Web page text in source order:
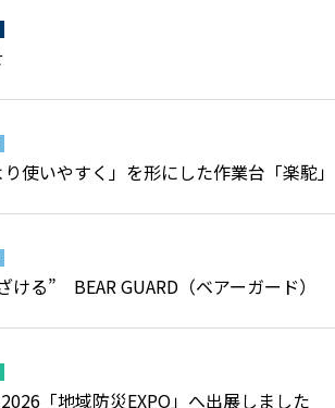
り使いやすく」を形にした作業台「楽駝」
ける” BEAR GUARD（ベアーガード）
「地域防災EXPO」へ出展しました